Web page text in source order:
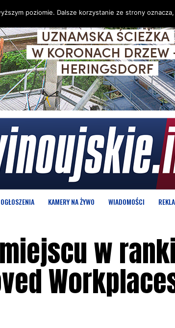
OGŁOSZENIA KAMERY NA ŻYWO WIADOMOŚCI
w
poziomie. Dalsze korzystanie ze strony